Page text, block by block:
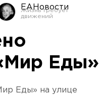
ЕАНовости
Еды»
Еды» на улице